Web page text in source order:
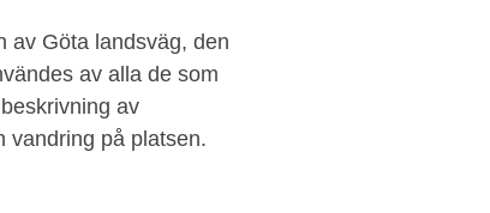
av Göta landsväg, den
av alla de som
av
vandring på platsen.